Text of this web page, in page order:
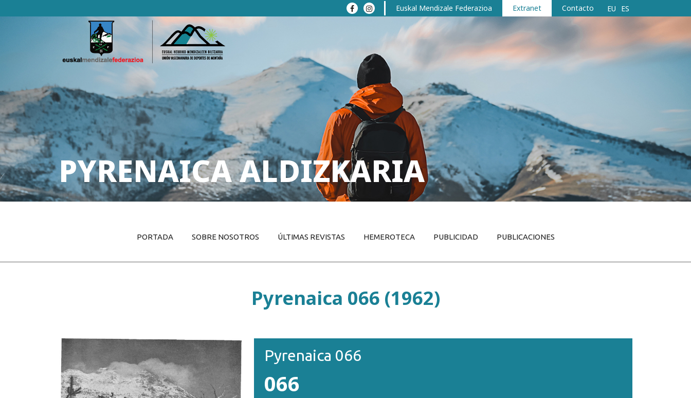
Euskal Mendizale Federazioa Extranet Contacto EU ES
PYRENAICA ALDIZKARIA
PORTADA SOBRE NOSOTROS ÚLTIMAS REVISTAS HEMEROTECA PUBLICIDAD PUBLICACIONES
Pyrenaica 066 (1962)
Pyrenaica 066
066